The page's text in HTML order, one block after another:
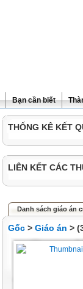
Bạn cần biết
THỐNG KÊ KẾT
LIÊN KẾT CÁC
Danh sách giáo án
Gốc > Giáo án >